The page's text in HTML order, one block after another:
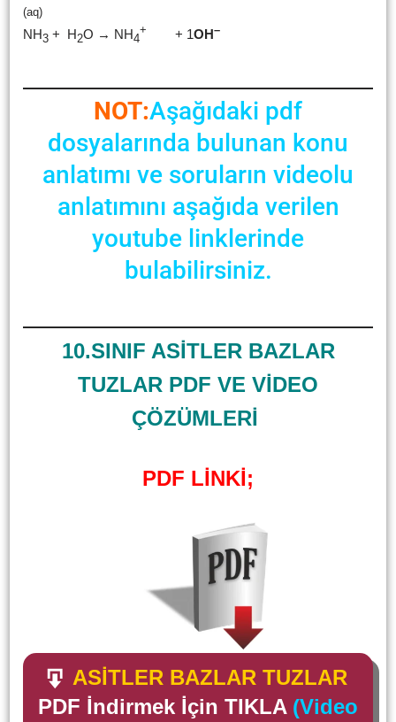
(aq)
NH3 + H2O → NH4
+ + 1OH–
NOT:Aşağıdaki pdf
dosyalarında bulunan konu
anlatımı ve soruların videolu
anlatımını aşağıda verilen
youtube linklerinde
bulabilirsiniz.
10.SINIF ASİTLER BAZLAR
TUZLAR PDF VE VİDEO
ÇÖZÜMLERİ
PDF LİNKİ;
ASİTLER BAZLAR TUZLAR
PDF İndirmek İçin TIKLA (Video